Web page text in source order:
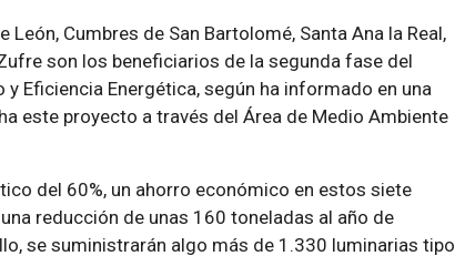
Cumbres de San Bartolomé, Santa Ana la Real,
son los beneficiarios de la segunda fase del
Eficiencia Energética, según ha informado en una
este proyecto a través del Área de Medio Ambiente
del 60%, un ahorro económico en estos siete
reducción de unas 160 toneladas al año de
se suministrarán algo más de 1.330 luminarias tipo